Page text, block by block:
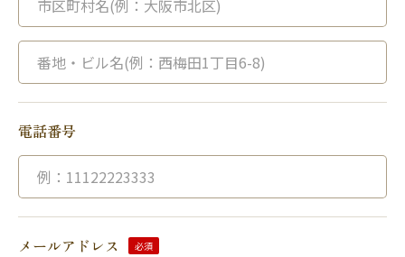
電話番号
メールアドレス 必須